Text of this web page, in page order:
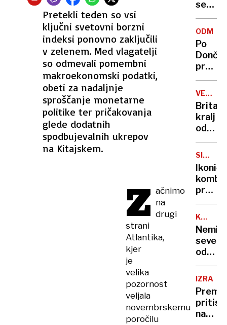
Pretekli teden so vsi
ključni svetovni borzni
indeksi ponovno zaključili
v zelenem. Med vlagatelji
so odmevali pomembni
makroekonomski podatki,
obeti za nadaljnje
sproščanje monetarne
politike ter pričakovanja
glede dodatnih
spodbujevalnih ukrepov
na Kitajskem.
Z ačnimo
na
drugi
strani
Atlantika,
kjer
je
velika
pozornost
veljala
novembrskemu
poročilu
se
cilji
vlade
Po
Karma
je
psica,
Nico
pa
njen
sin
VELIKA
kralj
zaradi
raka
SIMBOL
kombi
75.
rojstni
dan
Nemir
od
ZDA
IZRAEL
na